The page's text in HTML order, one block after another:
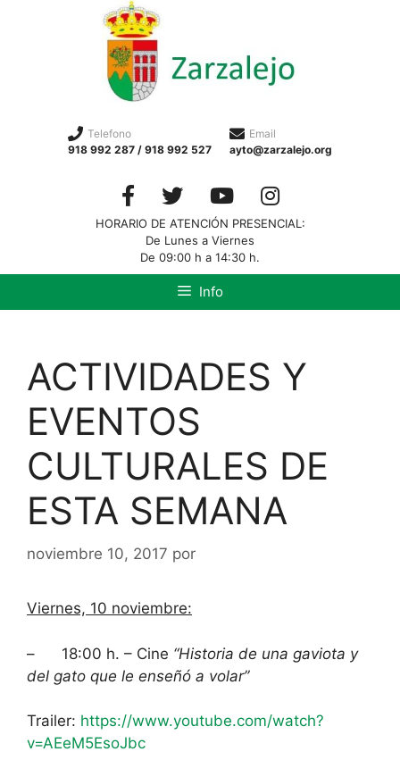
Telefono
918 992 287 / 918 992 527
Email
ayto@zarzalejo.org
HORARIO DE ATENCIÓN PRESENCIAL:
De Lunes a Viernes
De 09:00 h a 14:30 h.
Info
ACTIVIDADES Y
EVENTOS
CULTURALES DE
ESTA SEMANA
noviembre 10, 2017 por
Viernes, 10 noviembre:
– 18:00 h. – Cine “Historia de una gaviota y
del gato que le enseñó a volar”
Trailer: https://www.youtube.com/watch?
v=AEeM5EsoJbc